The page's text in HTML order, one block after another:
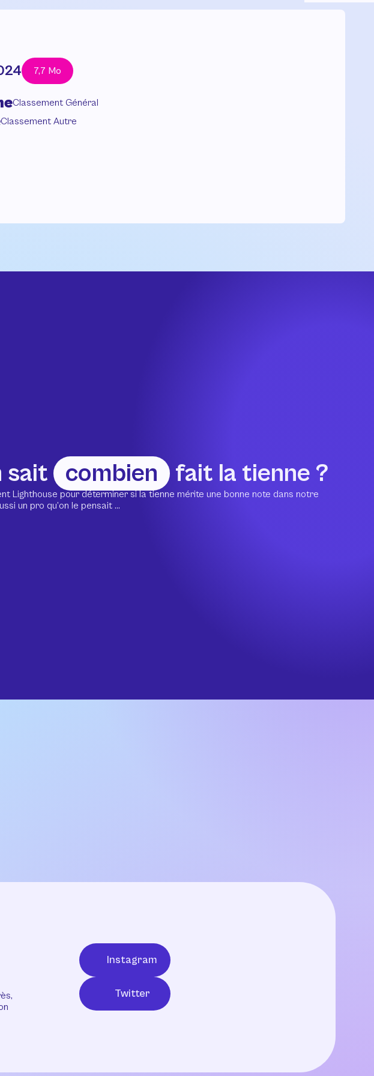
7,7 Mo
Classement Général
Classement Autre
sait combien fait la tienne ?
Lighthouse pour déterminer si la tienne mérite une bonne note dans notre
un pro qu’on le pensait ...
Instagram
Twitter